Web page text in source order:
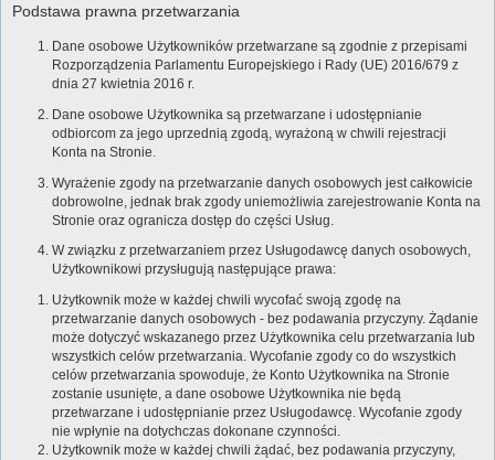
Podstawa prawna przetwarzania
Dane osobowe Użytkowników przetwarzane są zgodnie z przepisami
Rozporządzenia Parlamentu Europejskiego i Rady (UE) 2016/679 z
dnia 27 kwietnia 2016 r.
Dane osobowe Użytkownika są przetwarzane i udostępnianie
odbiorcom za jego uprzednią zgodą, wyrażoną w chwili rejestracji
Konta na Stronie.
Wyrażenie zgody na przetwarzanie danych osobowych jest całkowicie
dobrowolne, jednak brak zgody uniemożliwia zarejestrowanie Konta na
Stronie oraz ogranicza dostęp do części Usług.
W związku z przetwarzaniem przez Usługodawcę danych osobowych,
Użytkownikowi przysługują następujące prawa:
Użytkownik może w każdej chwili wycofać swoją zgodę na
przetwarzanie danych osobowych - bez podawania przyczyny. Żądanie
może dotyczyć wskazanego przez Użytkownika celu przetwarzania lub
wszystkich celów przetwarzania. Wycofanie zgody co do wszystkich
celów przetwarzania spowoduje, że Konto Użytkownika na Stronie
zostanie usunięte, a dane osobowe Użytkownika nie będą
przetwarzane i udostępnianie przez Usługodawcę. Wycofanie zgody
nie wpłynie na dotychczas dokonane czynności.
Użytkownik może w każdej chwili żądać, bez podawania przyczyny,